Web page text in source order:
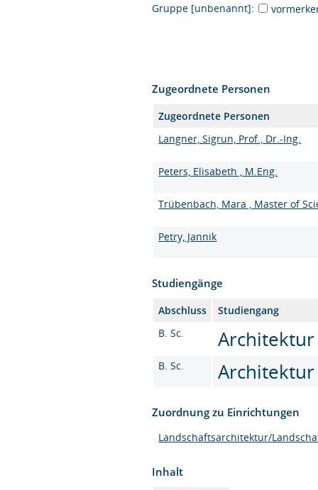
Gruppe [unbenannt]:
Zugeordnete Personen
Zugeordnete Personen
Langner, Sigrun, Prof., Dr.-Ing.
Peters, Elisabeth , M.Eng.
Trübenbach, Mara , Master of
Petry, Jannik
Studiengänge
Abschluss
Studiengang
B. Sc.
Architektur
B. Sc. Architektur
Zuordnung zu Einrichtungen
Landschaftsarchitektur/
Inhalt